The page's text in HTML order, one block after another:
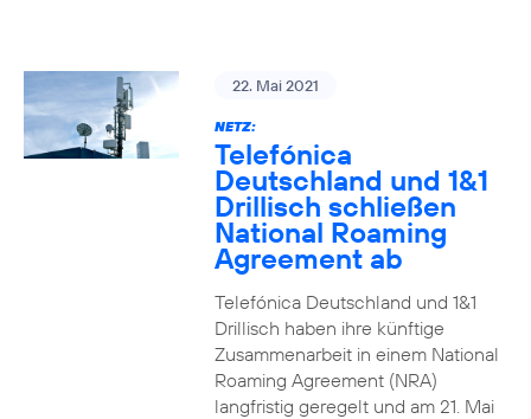
22. Mai 2021
NETZ:
Telefónica
Deutschland und 1&1
Drillisch schließen
National Roaming
Agreement ab
Telefónica Deutschland und 1&1
Drillisch haben ihre künftige
Zusammenarbeit in einem National
Roaming Agreement (NRA)
langfristig geregelt und am 21. Mai